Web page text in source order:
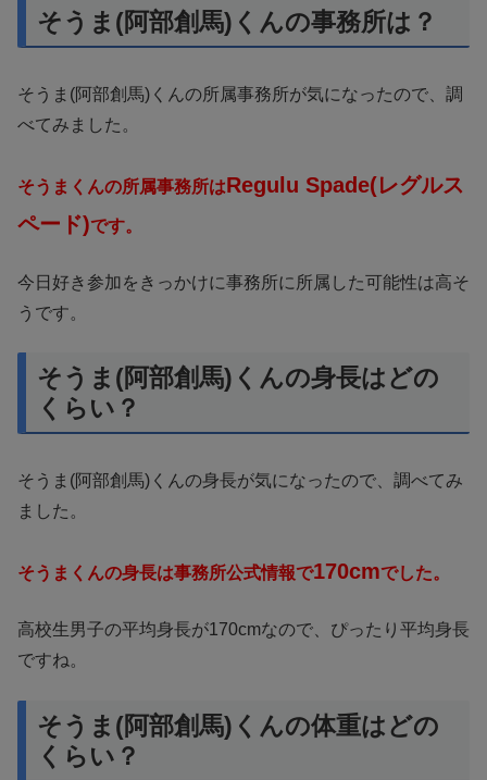
そうま(阿部創馬)くんの事務所は？
そうま(阿部創馬)くんの所属事務所が気になったので、調
べてみました。
そうまくんの所属事務所はRegulu Spade(レグルス
ペード)です。
今日好き参加をきっかけに事務所に所属した可能性は高そ
うです。
そうま(阿部創馬)くんの身長はどの
くらい？
そうま(阿部創馬)くんの身長が気になったので、調べてみ
ました。
そうまくんの身長は事務所公式情報で170cmでした。
高校生男子の平均身長が170cmなので、ぴったり平均身長
ですね。
そうま(阿部創馬)くんの体重はどの
くらい？